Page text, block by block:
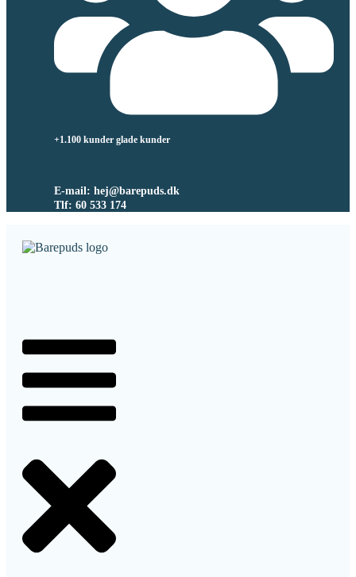
+1.100 kunder glade kunder
E-mail: hej@barepuds.dk
Tlf: 60 533 174